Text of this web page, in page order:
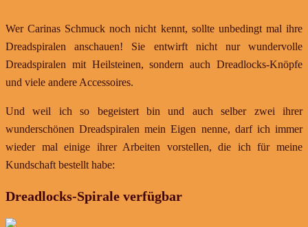
Wer Carinas Schmuck noch nicht kennt, sollte unbedingt mal ihre
Dreadspiralen anschauen! Sie entwirft nicht nur wundervolle
Dreadspiralen mit Heilsteinen, sondern auch Dreadlocks-Knöpfe
und viele andere Accessoires.
Und weil ich so begeistert bin und auch selber zwei ihrer
wunderschönen Dreadspiralen mein Eigen nenne, darf ich immer
wieder mal einige ihrer Arbeiten vorstellen, die ich für meine
Kundschaft bestellt habe:
Dreadlocks-Spirale verfügbar